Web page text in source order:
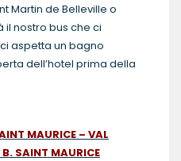
Martin de Belleville o
nostro bus che ci
aspetta un bagno
dell’hotel prima della
MAURICE – VAL
SAINT MAURICE